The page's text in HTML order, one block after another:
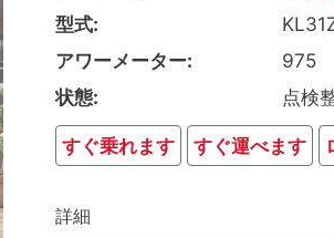
型式
アワーメーター
975
状態
点検
すぐ乗れます すぐ運べます
詳細